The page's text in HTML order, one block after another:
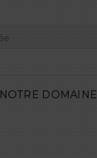
NOTRE DOMAINE